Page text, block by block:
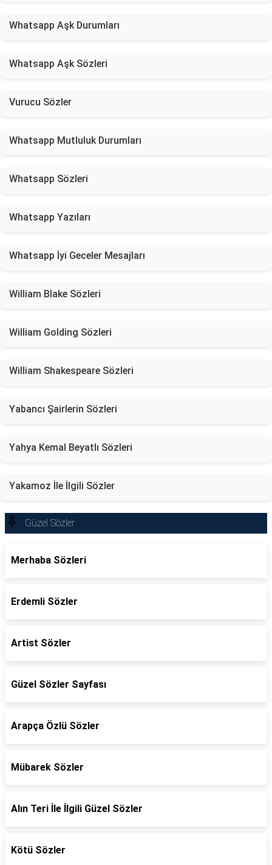
Whatsapp Aşk Durumları
Whatsapp Aşk Sözleri
Vurucu Sözler
Whatsapp Mutluluk Durumları
Whatsapp Sözleri
Whatsapp Yazıları
Whatsapp İyi Geceler Mesajları
William Blake Sözleri
William Golding Sözleri
William Shakespeare Sözleri
Yabancı Şairlerin Sözleri
Yahya Kemal Beyatlı Sözleri
Yakamoz İle İlgili Sözler
Güzel Sözler
Merhaba Sözleri
Erdemli Sözler
Artist Sözler
Güzel Sözler Sayfası
Arapça Özlü Sözler
Mübarek Sözler
Alın Teri İle İlgili Güzel Sözler
Kötü Sözler